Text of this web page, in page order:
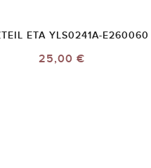
ETA YLS0241A-E260060
25,00 €